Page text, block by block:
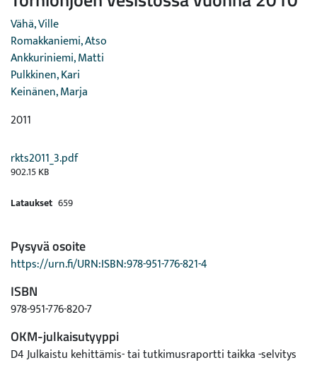
Vähä, Ville
Romakkaniemi, Atso
Ankkuriniemi, Matti
Pulkkinen, Kari
Keinänen, Marja
2011
rkts2011_3.pdf
902.15 KB
Lataukset 659
Pysyvä osoite
https://urn.fi/URN:ISBN:978-951-776-821-4
ISBN
978-951-776-820-7
OKM-julkaisutyyppi
D4 Julkaistu kehittämis- tai tutkimusraportti taikka -selvitys